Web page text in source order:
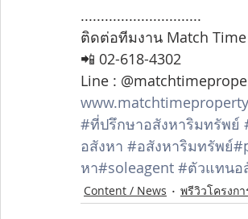
..............................
ติดต่อทีมงาน Match Time
📲 02-618-4302
Line :
#ที่ปรึกษาอสังหาริมทรัพย์
อสังหา #อสังหาริมทรัพย์
หา#soleagent #ตัวแทนอ
Content / News พรีวิวโครงกา